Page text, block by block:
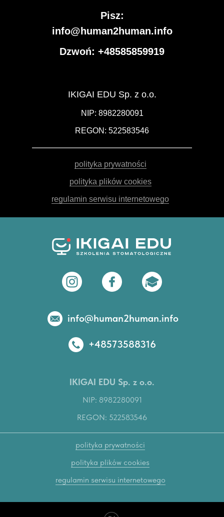
Pisz:
info@human2human.info
NIP: 8982280091
Dzwoń: +48585859919
REGON: 522583546
polityka prywatności
polityka plików cookies
regulamin serwisu internetowego
IKIGAI EDU Sp. z o.o.
info@human2human.info
NIP: 8982280091
+48573588316
REGON: 522583546
polityka prywatności
polityka plików cookies
regulamin serwisu internetowego
IKIGAI EDU Sp. z o.o.